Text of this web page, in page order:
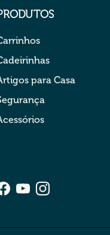
para Casa
Facebook
YouTubeInstagram